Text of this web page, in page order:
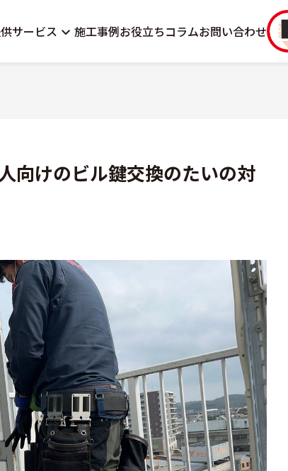
サービス 施工事例お役立ちコラムお問い合わせ
向けのビル鍵交換のたいの対